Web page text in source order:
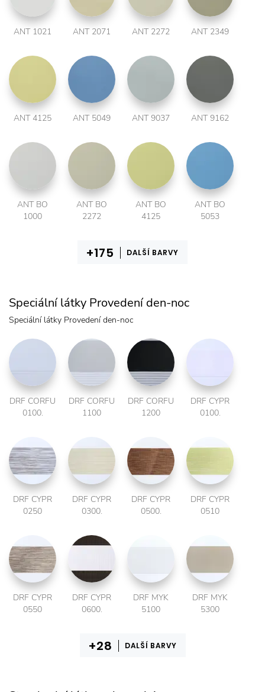
ANT 1021 ANT 2071 ANT 2272 ANT 2349
ANT 4125 ANT 5049 ANT 9037 ANT 9162
ANT BO
1000
ANT BO
2272
ANT BO
4125
ANT BO
5053
DALŠÍ BARVY
Speciální látky Provedení den-noc
Speciální látky Provedení den-noc
DRF CORFU
0100.
DRF CORFU
1100
DRF CORFU
1200
DRF CYPR
0100.
DRF CYPR
0250
DRF CYPR
0300.
DRF CYPR
0500.
DRF CYPR
0510
DRF CYPR
0550
DRF CYPR
0600.
DRF MYK
5100
DRF MYK
5300
DALŠÍ BARVY